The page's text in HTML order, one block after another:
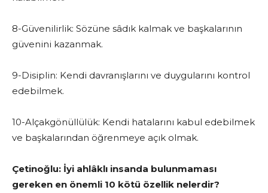
8-Güvenilirlik: Sözüne sâdık kalmak ve başkalarının
güvenini kazanmak.
9-Disiplin: Kendi davranışlarını ve duygularını kontrol
edebilmek.
10-Alçakgönüllülük: Kendi hatalarını kabul edebilmek
ve başkalarından öğrenmeye açık olmak.
Çetinoğlu: İyi ahlâklı insanda bulunmaması
gereken en önemli 10 kötü özellik nelerdir?